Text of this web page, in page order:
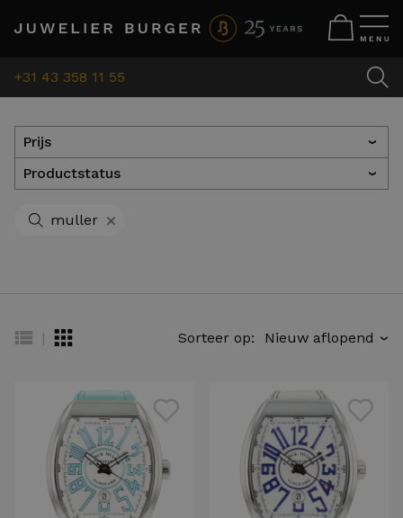
+31 43 358 11 55
Prijs ›
Productstatus ›
muller +
| Sorteer op: ›